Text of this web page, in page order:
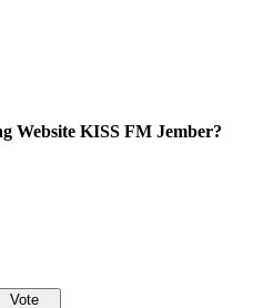
Website KISS FM Jember?